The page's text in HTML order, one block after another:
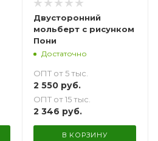
Двусторонний
мольберт с рисунком
Пони
Достаточно
ОПТ от 5 тыс.
2 550руб.
ОПТ от 15 тыс.
2 346 руб.
В КОРЗИНУ